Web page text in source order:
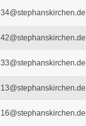
34@stephanskirchen.de
42@stephanskirchen.de
33@stephanskirchen.de
13@stephanskirchen.de
16@stephanskirchen.de